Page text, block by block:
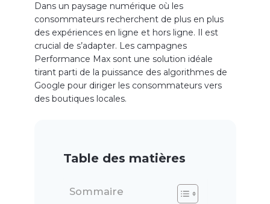
Dans un paysage numérique où les
consommateurs recherchent de plus en plus
des expériences en ligne et hors ligne. Il est
crucial de s’adapter. Les campagnes
Performance Max sont une solution idéale
tirant parti de la puissance des algorithmes de
Google pour diriger les consommateurs vers
des boutiques locales.
Table des matières
Sommaire